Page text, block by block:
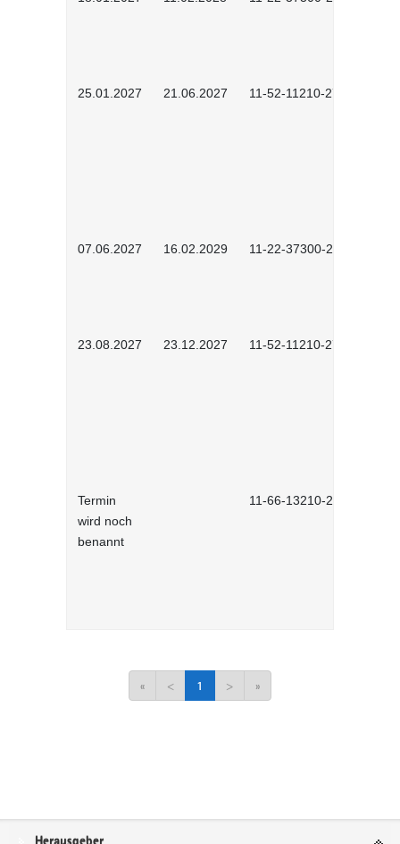
25.01.2027 21.06.2027 11-52-11210-2701
07.06.2027 16.02.2029 11-22-37300-2702
23.08.2027 23.12.2027 11-52-11210-2702
Termin
wird noch
benannt
11-66-13210-2701
« < 1 > »
Service